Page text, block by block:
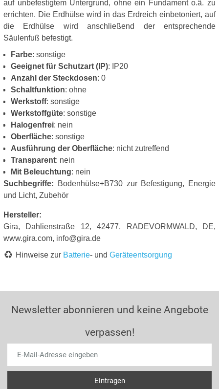
auf unbefestigtem Untergrund, ohne ein Fundament o.ä. zu
errichten. Die Erdhülse wird in das Erdreich einbetoniert, auf
die Erdhülse wird anschließend der entsprechende
Säulenfuß befestigt.
Farbe: sonstige
Geeignet für Schutzart (IP): IP20
Anzahl der Steckdosen: 0
Schaltfunktion: ohne
Werkstoff: sonstige
Werkstoffgüte: sonstige
Halogenfrei: nein
Oberfläche: sonstige
Ausführung der Oberfläche: nicht zutreffend
Transparent: nein
Mit Beleuchtung: nein
Suchbegriffe: Bodenhülse+B730 zur Befestigung, Energie
und Licht, Zubehör
Hersteller:
Gira, Dahlienstraße 12, 42477, RADEVORMWALD, DE,
www.gira.com, info@gira.de
Hinweise zur Batterie- und Geräteentsorgung
Newsletter abonnieren und keine Angebote
verpassen!